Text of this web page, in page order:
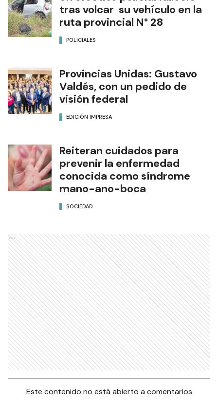
tras volcar su vehículo en la
ruta provincial N° 28
POLICIALES
Provincias Unidas: Gustavo
Valdés, con un pedido de
visión federal
EDICIÓN IMPRESA
Reiteran cuidados para
prevenir la enfermedad
conocida como síndrome
mano-ano-boca
SOCIEDAD
Ads
Este contenido no está abierto a comentarios